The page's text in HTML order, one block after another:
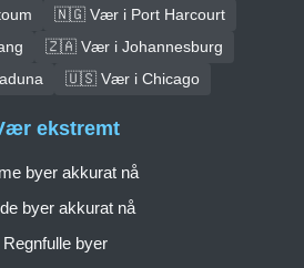
🇳🇬 Vær i Port Harcourt
🇿🇦 Vær i Johannesburg
🇺🇸 Vær i Chicago
ekstremt
byer akkurat nå
byer akkurat nå
Regnfulle byer